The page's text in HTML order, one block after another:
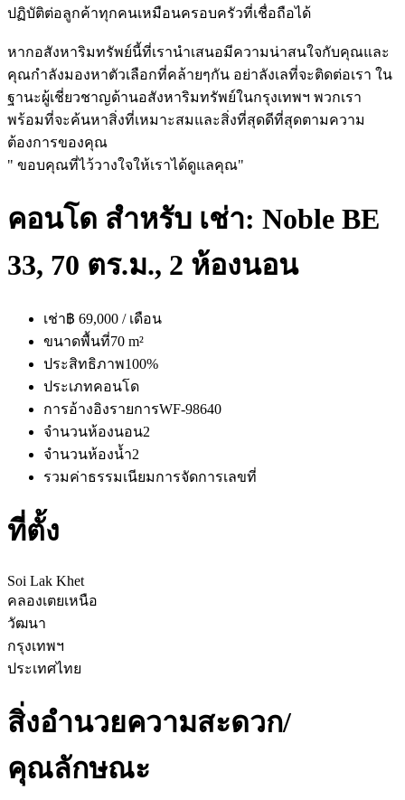
ปฏิบัติต่อลูกค้าทุกคนเหมือนครอบครัวที่เชื่อถือได้
หากอสังหาริมทรัพย์นี้ที่เรานำเสนอมีความน่าสนใจกับคุณและ
คุณกำลังมองหาตัวเลือกที่คล้ายๆกัน อย่าลังเลที่จะติดต่อเรา ใน
ฐานะผู้เชี่ยวชาญด้านอสังหาริมทรัพย์ในกรุงเทพฯ พวกเรา
พร้อมที่จะค้นหาสิ่งที่เหมาะสมและสิ่งที่สุดดีที่สุดตามความ
ต้องการของคุณ
" ขอบคุณที่ไว้วางใจให้เราได้ดูแลคุณ"
คอนโด สำหรับ เช่า: Noble BE
33, 70 ตร.ม., 2 ห้องนอน
เช่า฿ 69,000 / เดือน
ขนาดพื้นที่70 m²
ประสิทธิภาพ100%
ประเภทคอนโด
การอ้างอิงรายการWF-98640
จำนวนห้องนอน2
จำนวนห้องน้ำ2
รวมค่าธรรมเนียมการจัดการเลขที่
ที่ตั้ง
Soi Lak Khet
คลองเตยเหนือ
วัฒนา
กรุงเทพฯ
ประเทศไทย
สิ่งอำนวยความสะดวก/
คุณลักษณะ